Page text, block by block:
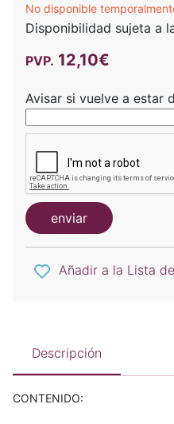
No disponible
Disponibilidad sujeta a
PVP. 12,10€
Avisar si vuelve a estar
enviar
Añadir a la Lista
Descripción
CONTENIDO: